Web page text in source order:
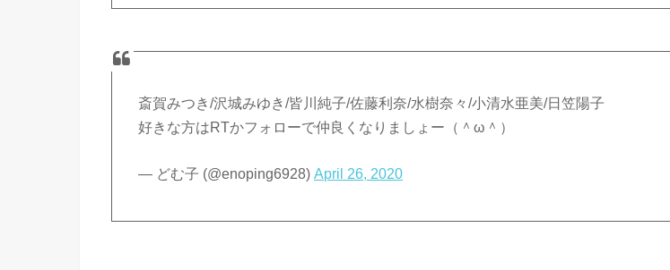
斎賀みつき/沢城みゆき/皆川純子/佐藤利奈/水樹奈々/小清水亜美/日笠陽子
好きな方はRTかフォローで仲良くなりましょー（＾ω＾）
— どむ子 (@enoping6928)April 26, 2020